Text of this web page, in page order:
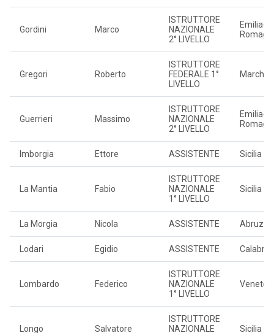
Gordini Marco
ISTRUTTORE
NAZIONALE
2° LIVELLO
Emilia-
Gregori Roberto
ISTRUTTORE
FEDERALE 1°
LIVELLO
Marche
Guerrieri Massimo
ISTRUTTORE
NAZIONALE
2° LIVELLO
Emilia-
Imborgia Ettore ASSISTENTE Sicilia
La Mantia Fabio
ISTRUTTORE
NAZIONALE
1° LIVELLO
Sicilia
La Morgia Nicola ASSISTENTE Abruzzo
Lodari Egidio ASSISTENTE Calabria
Lombardo Federico
ISTRUTTORE
NAZIONALE
1° LIVELLO
Veneto
Longo Salvatore
ISTRUTTORE
NAZIONALE
Sicilia